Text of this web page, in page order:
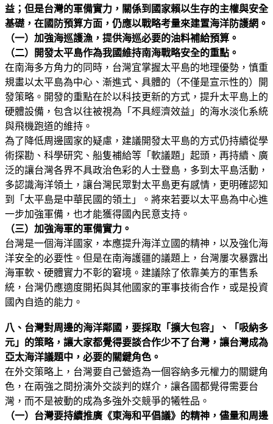
益；但是台灣的軍備實力，關係到國家賴以生存的主權與安全
基礎，在國防預算方面，仍應以戰略考量來建置海洋防護網。
（一）加強海巡護漁，提供海巡必要的油料補給預算。
（二）開發太平島作為我國維持南海戰略安全的重點。
在南海多方角力的同時，台灣宜掌握太平島的地理優勢，慎重
規畫以太平島為中心、漸進式、具體的（不僅是宣示性的）開
發策略。開發的重點在於以科技更新的方式，提升太平島上的
硬體設備，包含以往被視為「不具經濟效益」的海水淡化系統
與飛機跑道的維持。
為了降低周邊國家的疑慮，建議開發太平島的方式仍持續從學
術探勘、科學研究、船隻補給等「軟議題」起頭，再持續、廣
泛的讓台灣各界不具政治色彩的人士登島，多到太平島活動，
多認識海洋領土，讓台灣民眾對太平島更有感情，更明確認知
到「太平島是中華民國的領土」。將來若要以太平島為中心進
一步加強軍備，也才能獲得國內民意支持。
（三）加強海軍的軍備實力。
台灣是一個海洋國家，本應提升海洋立國的精神，以及強化海
洋安全的必要性。但是在南海護疆的議題上，台灣屢次暴露出
海軍軟、硬體實力不彰的窘境。建議除了依靠美方的軍售系
統，台灣仍應適度開拓與其他國家的軍事技術合作，或是投資
國內自造的能力。
八、台灣對周邊的海洋鄰國，要採取「擴大包容」、「吸納多
元」的策略，讓大家都覺得要談合作少不了台灣，讓台灣成為
亞太海洋議題中，必要的關鍵角色。
在外交策略上，台灣要自己營造為一個容納多元權力的關鍵角
色，在兩強之間扮演外交談判的媒介，讓各國都覺得需要台
灣，而不是被動的成為多強外交競爭的犧牲品。
（一）台灣要持續推廣《東海和平倡議》的精神，儘量和周邊